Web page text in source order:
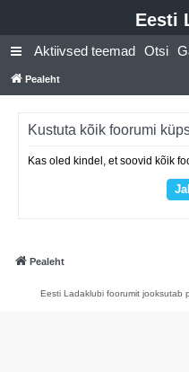
Eesti
Aktiivsed teemad Otsi
Pealeht
Kustuta kõik foorumi
Kas oled kindel, et soovid kõik
Pealeht
Eesti Ladaklubi foorumit jooksutab